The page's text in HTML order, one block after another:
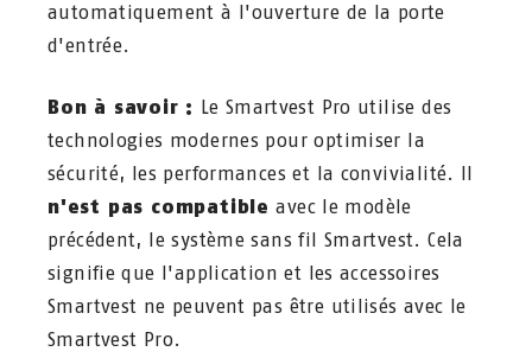
automatiquement à l'ouverture de la porte
d'entrée.
Bon à savoir : Le Smartvest Pro utilise des
technologies modernes pour optimiser la
sécurité, les performances et la convivialité. Il
n'est pas compatible avec le modèle
précédent, le système sans fil Smartvest. Cela
signifie que l'application et les accessoires
Smartvest ne peuvent pas être utilisés avec le
Smartvest Pro.